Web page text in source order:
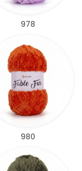
978
980